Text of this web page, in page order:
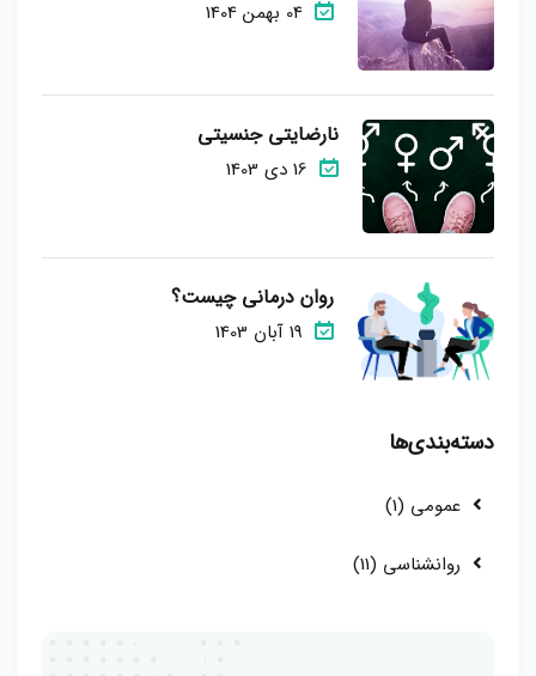
04 بهمن 1404
نارضایتی جنسیتی
16 دی 1403
روان درمانی چیست؟
19 آبان 1403
دسته‌بندی‌ها
عمومی (1)
روانشناسی (11)